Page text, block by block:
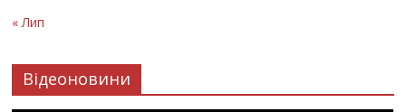
« Лип
Відеоновини